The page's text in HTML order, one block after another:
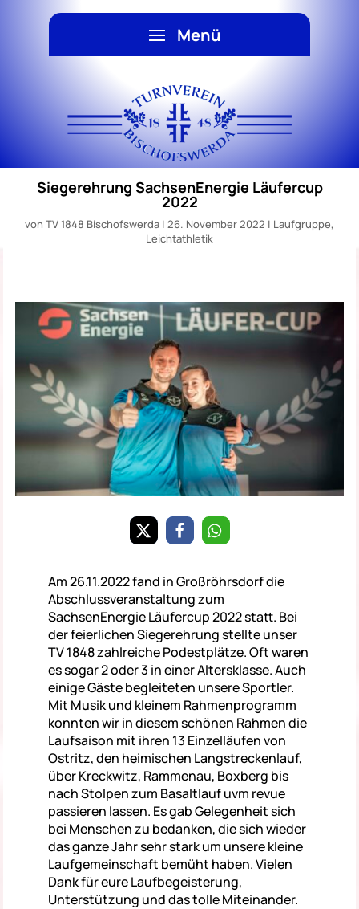
Siegerehrung SachsenEnergie Läufercup
2022
von TV 1848 Bischofswerda | 26. November 2022 | Laufgruppe,
Leichtathletik
Am 26.11.2022 fand in Großröhrsdorf die
Abschlussveranstaltung zum
SachsenEnergie Läufercup 2022 statt. Bei
der feierlichen Siegerehrung stellte unser
TV 1848 zahlreiche Podestplätze. Oft waren
es sogar 2 oder 3 in einer Altersklasse. Auch
einige Gäste begleiteten unsere Sportler.
Mit Musik und kleinem Rahmenprogramm
konnten wir in diesem schönen Rahmen die
Laufsaison mit ihren 13 Einzelläufen von
Ostritz, den heimischen Langstreckenlauf,
über Kreckwitz, Rammenau, Boxberg bis
nach Stolpen zum Basaltlauf uvm revue
passieren lassen. Es gab Gelegenheit sich
bei Menschen zu bedanken, die sich wieder
das ganze Jahr sehr stark um unsere kleine
Laufgemeinschaft bemüht haben. Vielen
Dank für eure Laufbegeisterung,
Unterstützung und das tolle Miteinander.